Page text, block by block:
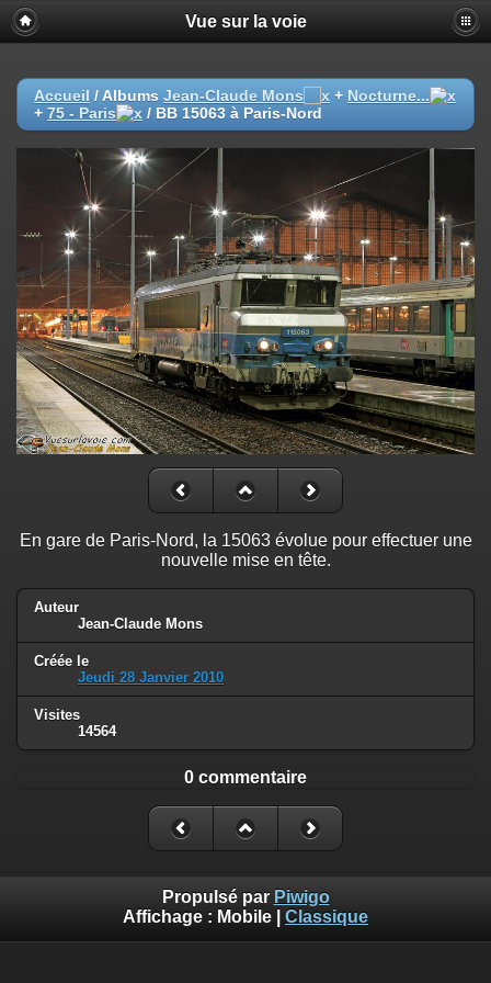
Vue sur la voie
Accueil / Albums Jean-Claude Mons + Nocturne...
+ 75 - Paris / BB 15063 à Paris-Nord
En gare de Paris-Nord, la 15063 évolue pour effectuer une
nouvelle mise en tête.
Auteur
Jean-Claude Mons
Créée le
Jeudi 28 Janvier 2010
Visites
14564
0 commentaire
Propulsé par Piwigo
Affichage : Mobile Classique